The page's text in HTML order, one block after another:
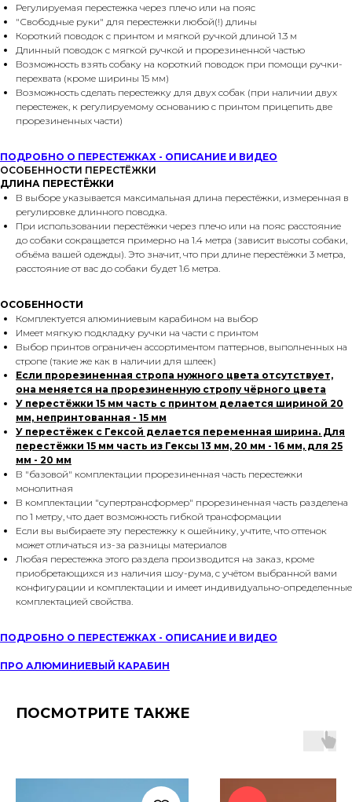
Регулируемая перестежка через плечо или на пояс
"Свободные руки" для перестежки любой(!) длины
Короткий поводок с принтом и мягкой ручкой длиной 1.3 м
Длинный поводок с мягкой ручкой и прорезиненной частью
Возможность взять собаку на короткий поводок при помощи ручки-
перехвата (кроме ширины 15 мм)
Возможность сделать перестежку для двух собак (при наличии двух
перестежек, к регулируемому основанию с принтом прицепить две
прорезиненных части)
ПОДРОБНО О ПЕРЕСТЕЖКАХ - ОПИСАНИЕ И ВИДЕО
ОСОБЕННОСТИ ПЕРЕСТЁЖКИ
ДЛИНА ПЕРЕСТЁЖКИ
В выборе указывается максимальная длина перестёжки, измеренная в
регулировке длинного поводка.
При использовании перестёжки через плечо или на пояс расстояние
до собаки сокращается примерно на 1.4 метра (зависит высоты собаки,
объёма вашей одежды). Это значит, что при длине перестёжки 3 метра,
расстояние от вас до собаки будет 1.6 метра.
ОСОБЕННОСТИ
Комплектуется алюминиевым карабином на выбор
Имеет мягкую подкладку ручки на части с принтом
Выбор принтов ограничен ассортиментом паттернов, выполненных на
стропе (такие же как в наличии для шлеек)
Если прорезиненная стропа нужного цвета отсутствует,
она меняется на прорезиненную стропу чёрного цвета
У перестёжки 15 мм часть с принтом делается шириной 20
мм, непринтованная - 15 мм
У перестёжек с Гексой делается переменная ширина. Для
перестёжки 15 мм часть из Гексы 13 мм, 20 мм - 16 мм, для 25
мм - 20 мм
В "базовой" комплектации прорезиненная часть перестежки
монолитная
В комплектации "супертрансформер" прорезиненная часть разделена
по 1 метру, что дает возможность гибкой трансформации
Если вы выбираете эту перестежку к ошейнику, учтите, что оттенок
может отличаться из-за разницы материалов
Любая перестежка этого раздела производится на заказ, кроме
приобретающихся из наличия шоу-рума, с учётом выбранной вами
конфигурации и комплектации и имеет индивидуально-определенные
комплектацией свойства.
ПОДРОБНО О ПЕРЕСТЕЖКАХ - ОПИСАНИЕ И ВИДЕО
ПРО АЛЮМИНИЕВЫЙ КАРАБИН
ПОСМОТРИТЕ ТАКЖЕ